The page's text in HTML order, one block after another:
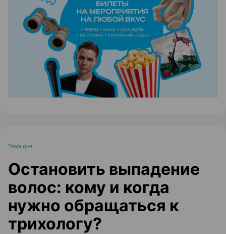
ЭФФЕКТИВНАЯ РЕКЛАМА НА САЙТЕ
Тема дня
Остановить выпадение
волос: кому и когда
нужно обращаться к
трихологу?